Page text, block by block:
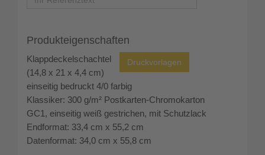
Produkteigenschaften
Klappdeckelschachtel
(14,8 x 21 x 4,4 cm)
einseitig bedruckt 4/0 farbig
Klassiker: 300 g/m² Postkarten-Chromokarton
GC1, einseitig weiß gestrichen, mit Schutzlack
Endformat: 33,4 cm x 55,2 cm
Datenformat: 34,0 cm x 55,8 cm